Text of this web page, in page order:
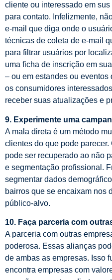
cliente ou interessado em sus
para contato. Infelizmente,
e-mail que diga onde o
técnicas de coleta de e-mail
para filtrar usuários por
uma ficha de inscrição em
– ou em estandes ou
os consumidores
receber suas atualizações e
9. Experimente uma
A mala direta é um método
clientes do que pode
pode ser recuperado ao não
e segmentação profissional.
segmentar dados
bairros que se encaixam nos
público-alvo.
10. Faça parceria com
A parceria com outras
poderosa. Essas alianças
de ambas as empresas. Isso
encontra empresas com